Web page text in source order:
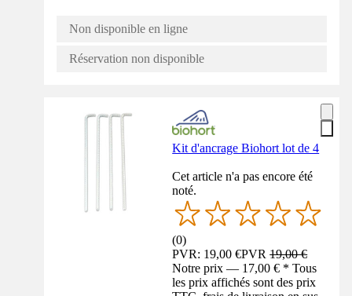
Non disponible en ligne
Réservation non disponible
Kit d'ancrage Biohort lot de 4
Cet article n'a pas encore été
noté.
(0)
PVR: 19,00 €PVR19,00 €
Notre prix — 17,00 € * Tous
les prix affichés sont des prix